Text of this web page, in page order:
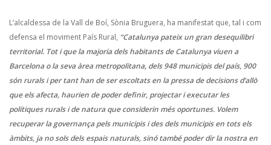
L’alcaldessa de la Vall de Boí, Sònia Bruguera, ha manifestat que, tal i com
defensa el moviment País Rural, “Catalunya pateix un gran desequilibri
territorial. Tot i que la majoria dels habitants de Catalunya viuen a
Barcelona o la seva àrea metropolitana, dels 948 municipis del país, 900
són rurals i per tant han de ser escoltats en la pressa de decisions d’allò
que els afecta, haurien de poder definir, projectar i executar les
polítiques rurals i de natura que considerin més oportunes. Volem
recuperar la governança pels municipis i des dels municipis en tots els
àmbits, ja no sols dels espais naturals, sinó també poder dir la nostra en